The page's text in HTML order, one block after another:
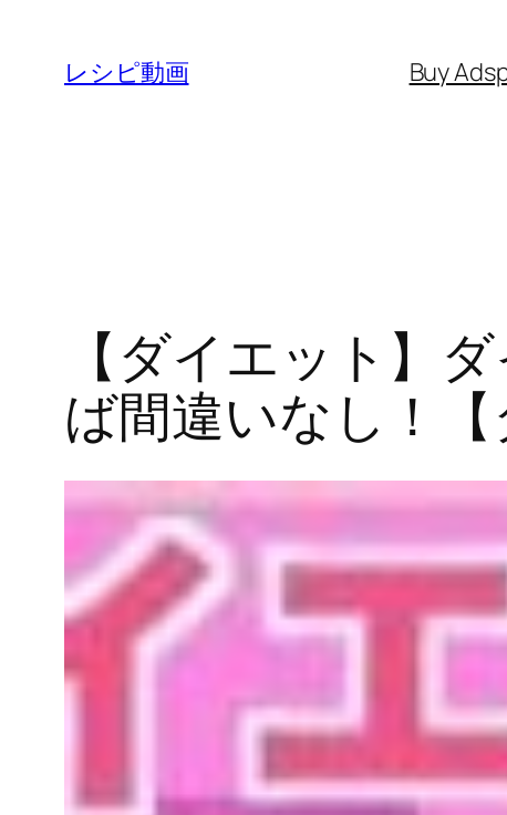
レシピ動画 Buy
【ダイエット】
ば間違いなし！【